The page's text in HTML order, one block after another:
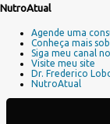
g
NutroAtual
Agende uma
Conheça mais
Siga meu canal
Visite meu site
Dr. Frederico
NutroAtual